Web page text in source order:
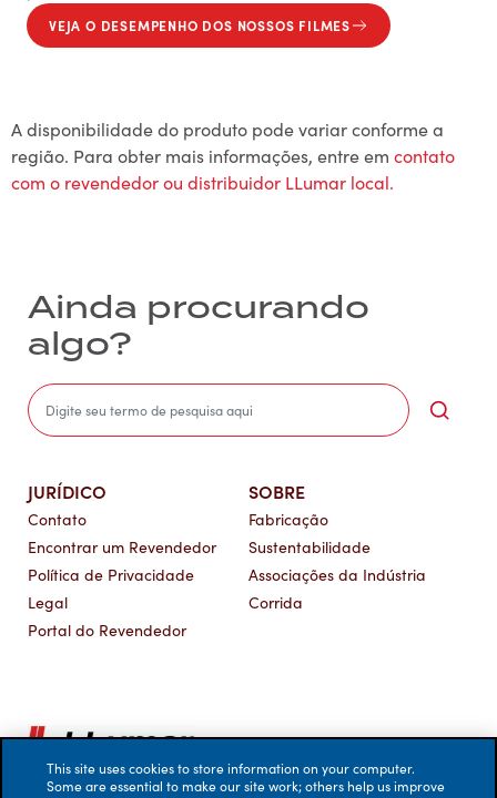
VEJA O DESEMPENHO DOS NOSSOS FILMES
A disponibilidade do produto pode variar conforme a
região. Para obter mais informações, entre em contato
com o revendedor ou distribuidor LLumar local.
Ainda procurando
algo?
JURÍDICO
Contato
Encontrar um Revendedor
Política de Privacidade
Legal
Portal do Revendedor
SOBRE
Fabricação
Sustentabilidade
Associações da Indústria
Corrida
This site uses cookies to store information on your computer.
Some are essential to make our site work; others help us improve